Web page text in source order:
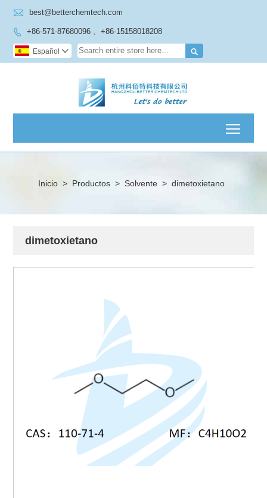
 best@betterchemtech.com
 +86-571-87680096 、+86-15158018208

Español 
Inicio > Productos > Solvente > dimetoxietano
dimetoxietano